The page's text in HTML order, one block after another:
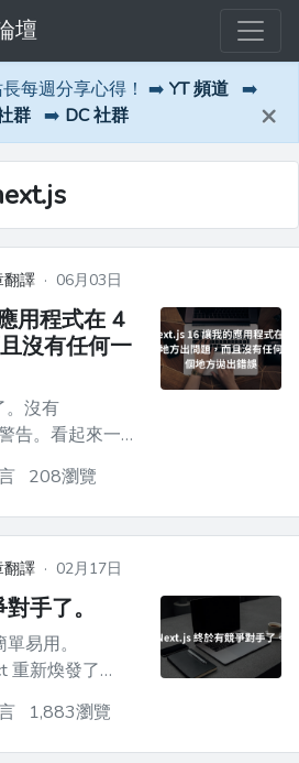
壇
每週分享心得！ ➡️ YT 頻道 ➡️
群 ➡️ DC 社群 ×
翻譯 · 06月03日
用程式在 4
沒有任何一
告。看起來一切
然後去泡茶。
有些地方壞掉
某個重新導向沒
悄悄消失了。某
的請求時就拋
208瀏覽
翻譯 · 02月17日
手了。
易用。
重新煥發了
個框架，那麼這
。它不是功能矩
1,883瀏覽